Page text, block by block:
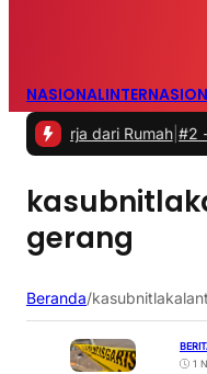
NASIONAL
dari Rumah |#2 -
gerang
Beranda/
1